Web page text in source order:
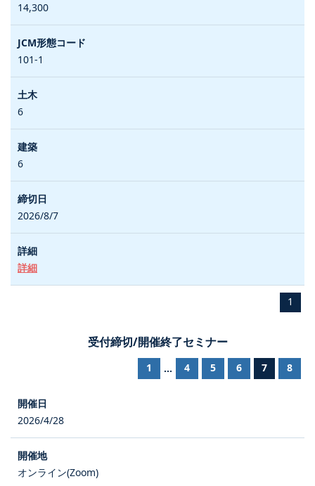
14,300
101-1
6
6
2026/8/7
詳細
1
受付締切/開催終了セミナー
1 ... 4 5 6 7 8
2026/4/28
オンライン(Zoom)